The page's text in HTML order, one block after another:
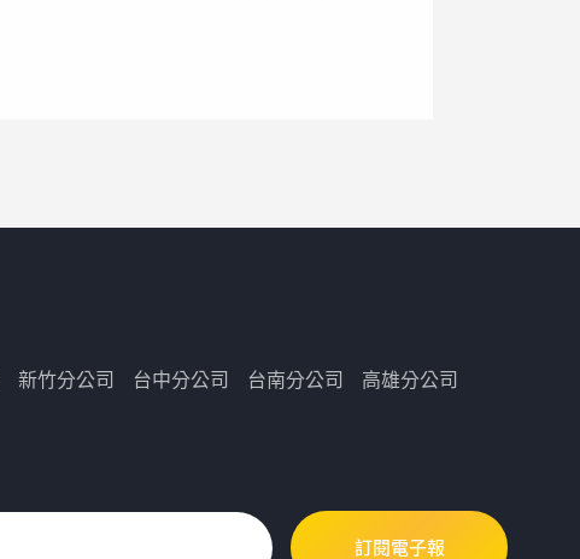
新竹分公司 台中分公司 台南分公司
高雄分公司